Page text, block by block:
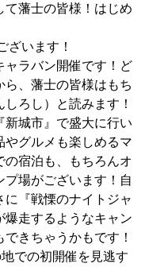
て藩士の皆様！はじめ
ざいます！
ャラバン開催です！ど
ら、藩士の皆様はもち
ろし）と読みます！
城市』で盛大に行い
やグルメも楽しめるマ
の宿泊も、もちろんオ
プ場がございます！自
『戦慄のナイトジャ
爆走するようなキャン
きちゃうかもです！
での初開催を見逃す